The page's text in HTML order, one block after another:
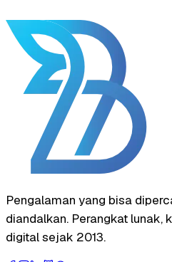
Pengalaman yang bisa
diandalkan. Perangkat lunak,
digital sejak 2013.